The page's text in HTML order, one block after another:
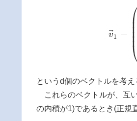
v⃗1 = ⎜⎜
⎜⎜⎜
v→1= (
というd個のベクトルを考え
これらのベクトルが、互
の内積が1)であるとき(正規